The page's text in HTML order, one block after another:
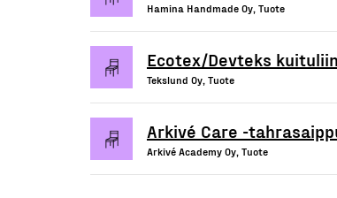
Hamina Handmade Oy, Tuote
Ecotex/Devteks
Tekslund Oy, Tuote
Arkivé Care -
Arkivé Academy Oy, Tuote